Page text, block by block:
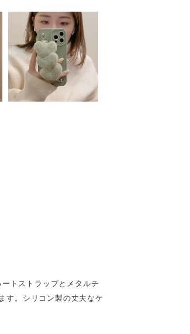
トストラップとメタルチ
す。シリコン製の丈夫なケ